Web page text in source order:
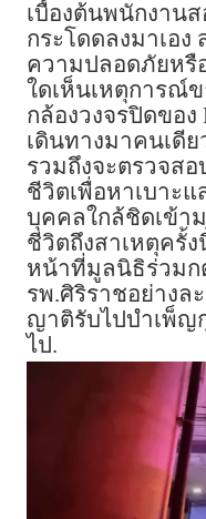
เบื้องต้นพนักงาน
กระโดดลงมาเอ
ความปลอดภัยหรื
ใดเห็นเหตุการณ์
กล้องวงจรปิดของ
เดินทางมาคนเดี
รวมถึงจะตรวจส
ชีวิตเพื่อหาเบาะ
บุคคลใกล้ชิดเข้า
ชีวิตถึงสาเหตุครั้ง
หน้าที่มูลนิธิร่วม
รพ.ศิริราชอย่างล
ญาติรับไปบำเพ็ญ
ไป.